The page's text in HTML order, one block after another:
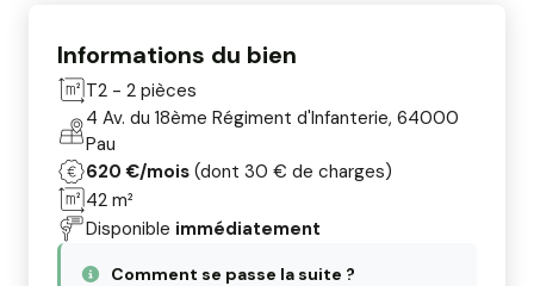
Informations du bien
T2 - 2 pièces
4 Av. du 18ème Régiment d'Infanterie, 64000
Pau
620 €/mois (dont 30 € de charges)
42 m²
Disponible immédiatement
Comment se passe la suite ?